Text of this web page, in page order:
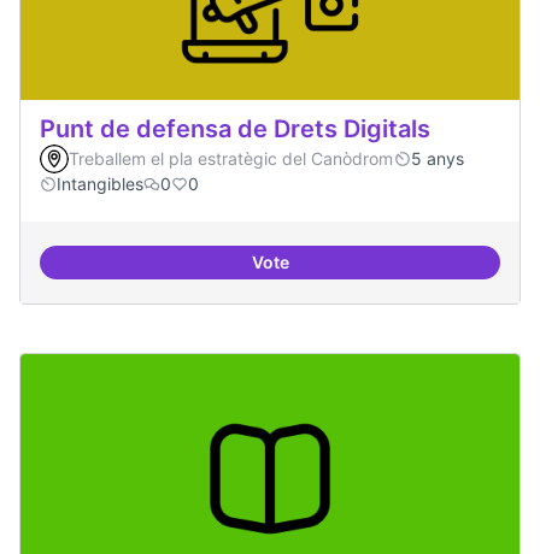
Punt de defensa de Drets Digitals
Treballem el pla estratègic del Canòdrom
5 anys
Intangibles
0 0
VotePunt de defensa de Drets Digitals